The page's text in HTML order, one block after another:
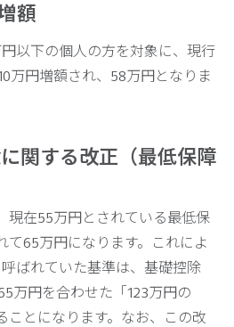
額
以下の個人の方を対象に、現行
万円増額され、58万円となりま
関する改正（最低保障
現在55万円とされている最低保
て65万円になります。これによ
ばれていた基準は、基礎控除
万円を合わせた「123万円の
ことになります。なお、この改